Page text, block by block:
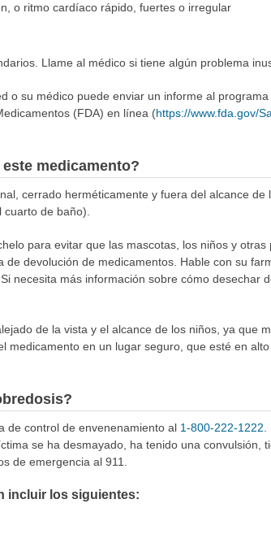
o ritmo cardíaco rápido, fuertes o irregular
Llame al médico si tiene algún problema
o su médico puede enviar un informe al
(FDA) en línea (https://www.fda.gov/
medicamento?
cerrado herméticamente y fuera del alcance
cuarto de baño).
para evitar que las mascotas, los niños y
devolución de medicamentos. Hable con su
necesita más información sobre cómo desechar
de la vista y el alcance de los niños, ya que
medicamento en un lugar seguro, que esté en
de control de envenenamiento al 1-800-222-1222
se ha desmayado, ha tenido una convulsión,
de emergencia al 911.
incluir los siguientes: